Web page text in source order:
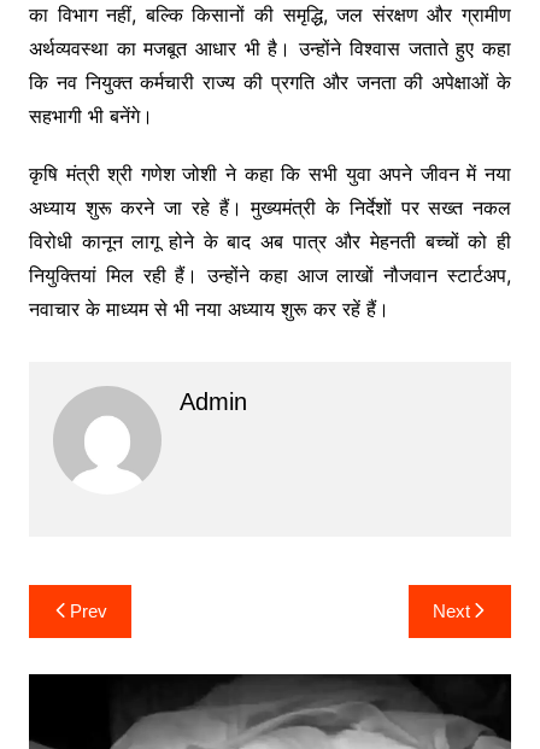
का विभाग नहीं, बल्कि किसानों की समृद्धि, जल संरक्षण और ग्रामीण
अर्थव्यवस्था का मजबूत आधार भी है। उन्होंने विश्वास जताते हुए कहा
कि नव नियुक्त कर्मचारी राज्य की प्रगति और जनता की अपेक्षाओं के
सहभागी भी बनेंगे।
कृषि मंत्री श्री गणेश जोशी ने कहा कि सभी युवा अपने जीवन में नया
अध्याय शुरू करने जा रहे हैं। मुख्यमंत्री के निर्देशों पर सख्त नकल
विरोधी कानून लागू होने के बाद अब पात्र और मेहनती बच्चों को ही
नियुक्तियां मिल रही हैं। उन्होंने कहा आज लाखों नौजवान स्टार्टअप,
नवाचार के माध्यम से भी नया अध्याय शुरू कर रहें हैं।
Admin
Post
navigation
Prev Next